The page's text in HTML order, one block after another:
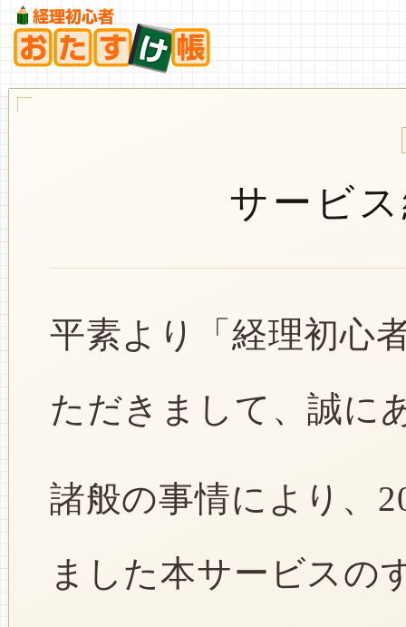
サービ
平素より「経理初心
ただきまして、誠に
諸般の事情により、
ました本サービスの